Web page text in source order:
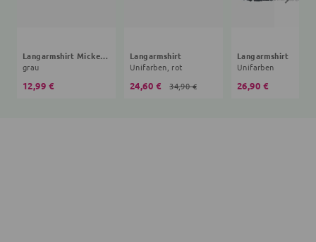
Langarmshirt Mickey Mouse
grau
12,99 €
Langarmshirt
Unifarben, rot
24,60 € 34,90 €
Langarmshirt
Unifarben
26,90 €